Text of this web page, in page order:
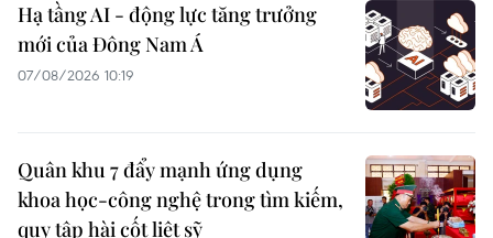
Hạ tầng AI - động lực tăng trưởng
mới của Đông Nam Á
07/08/2026 10:19
Quân khu 7 đẩy mạnh ứng dụng
khoa học-công nghệ trong tìm kiếm,
quy tập hài cốt liệt sỹ